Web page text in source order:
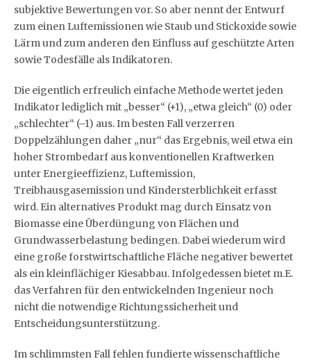
subjektive Bewertungen vor. So aber nennt der Entwurf
zum einen Luftemissionen wie Staub und Stickoxide sowie
Lärm und zum anderen den Einfluss auf geschützte Arten
sowie Todesfälle als Indikatoren.
Die eigentlich erfreulich einfache Methode wertet jeden
Indikator lediglich mit „besser“ (+1), „etwa gleich“ (0) oder
„schlechter“ (–1) aus. Im besten Fall verzerren
Doppelzählungen daher „nur“ das Ergebnis, weil etwa ein
hoher Strombedarf aus konventionellen Kraftwerken
unter Energieeffizienz, Luftemission,
Treibhausgasemission und Kindersterblichkeit erfasst
wird. Ein alternatives Produkt mag durch Einsatz von
Biomasse eine Überdüngung von Flächen und
Grundwasserbelastung bedingen. Dabei wiederum wird
eine große forstwirtschaftliche Fläche negativer bewertet
als ein kleinflächiger Kiesabbau. Infolgedessen bietet m.E.
das Verfahren für den entwickelnden Ingenieur noch
nicht die notwendige Richtungssicherheit und
Entscheidungsunterstützung.
Im schlimmsten Fall fehlen fundierte wissenschaftliche